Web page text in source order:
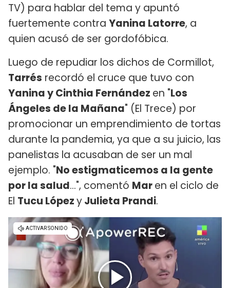
TV) para hablar del tema y apuntó
fuertemente contra Yanina Latorre, a
quien acusó de ser gordofóbica.
Luego de repudiar los dichos de Cormillot,
Tarrés recordó el cruce que tuvo con
Yanina y Cinthia Fernández en "Los
Ángeles de la Mañana" (El Trece) por
promocionar un emprendimiento de tortas
durante la pandemia, ya que a su juicio, las
panelistas la acusaban de ser un mal
ejemplo. "No estigmaticemos a la gente
por la salud...", comentó Maren el ciclo de
El Tucu LópezyJulieta Prandi.